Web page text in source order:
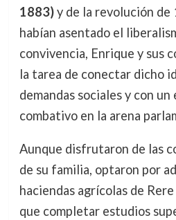
1883)y de la revolución de
habían asentado el
convivencia, Enrique y sus
la tarea de conectar dicho
demandas sociales y con
combativo en la arena
Aunque disfrutaron de las
de su familia, optaron por
haciendas agrícolas de
que completar estudios